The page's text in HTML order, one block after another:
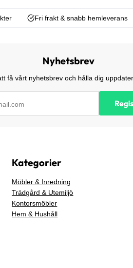
Fri frakt & snabb hemleverans
Nyhetsbrev
få vårt nyhetsbrev och hålla dig
Kategorier
Möbler & Inredning
Trädgård & Utemiljö
Kontorsmöbler
Hem & Hushåll